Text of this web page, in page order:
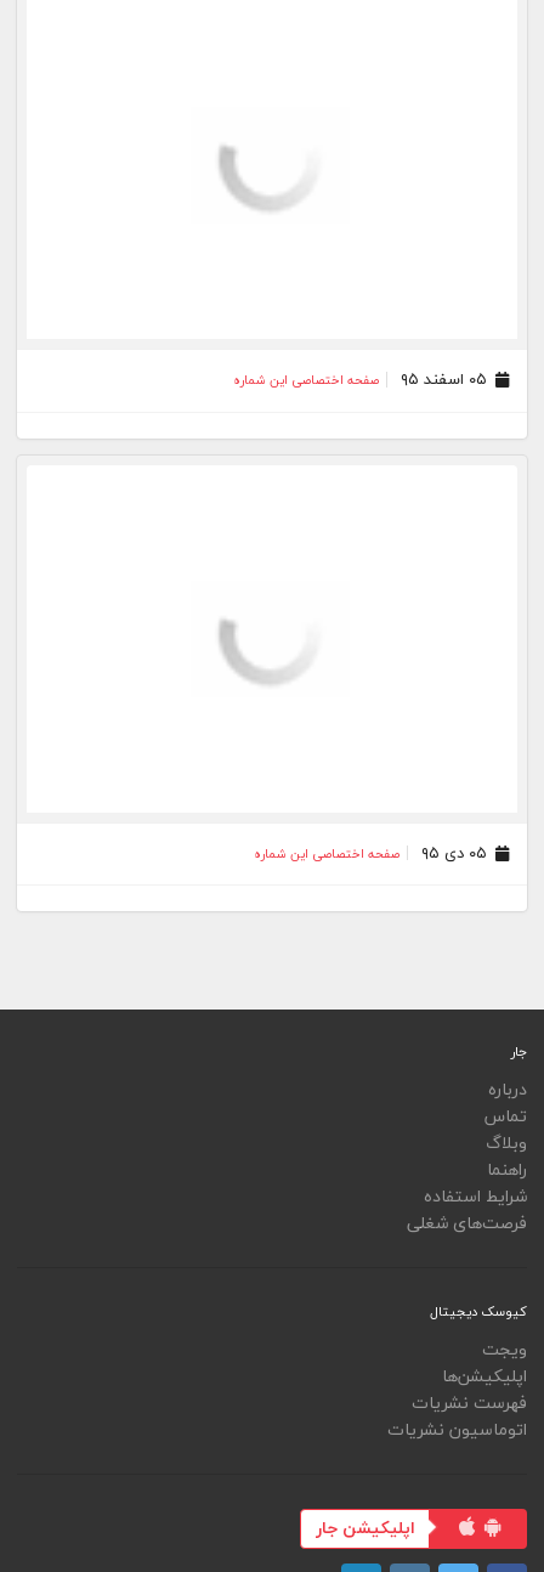
صفحه اختصاصی این شماره
صفحه اختصاصی این شماره
جار
درباره
تماس
وبلاگ
راهنما
شرایط استفاده
فرصت‌های شغلی
کیوسک دیجیتال
ویجت
اپلیکیشن‌ها
فهرست نشریات
اتوماسیون نشریات
اپلیکیشن جار